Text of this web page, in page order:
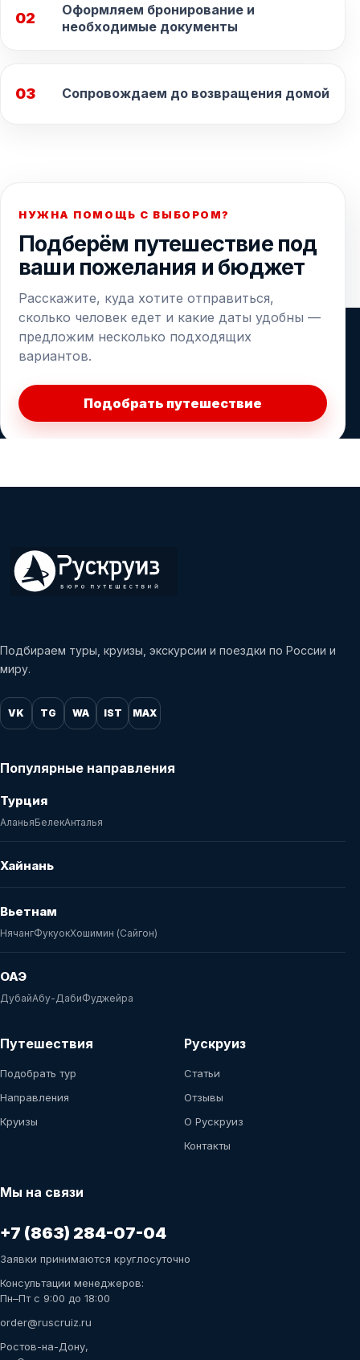
02
Оформляем бронирование и
необходимые документы
03 Сопровождаем до возвращения домой
НУЖНА ПОМОЩЬ С ВЫБОРОМ?
Подберём путешествие под
ваши пожелания и бюджет
Расскажите, куда хотите отправиться,
сколько человек едет и какие даты удобны —
предложим несколько подходящих
вариантов.
Подобрать путешествие
Подбираем туры, круизы, экскурсии и поездки по России и
миру.
VK TG WA IST MAX
Популярные направления
Турция
АланьяБелекАнталья
Хайнань
Вьетнам
НячангФукуокХошимин (Сайгон)
ОАЭ
ДубайАбу-ДабиФуджейра
Путешествия
Подобрать тур
Направления
Круизы
Рускруиз
Статьи
Отзывы
О Рускруиз
Контакты
Мы на связи
+7 (863) 284-07-04
Заявки принимаются круглосуточно
Консультации менеджеров:
Пн–Пт с 9:00 до 18:00
order@ruscruiz.ru
Ростов-на-Дону,